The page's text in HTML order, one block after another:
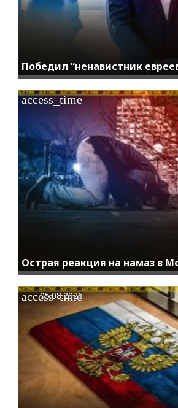
Победил “ненавистник
Острая реакция на намаз в
access_time
access_time
05.08.2026